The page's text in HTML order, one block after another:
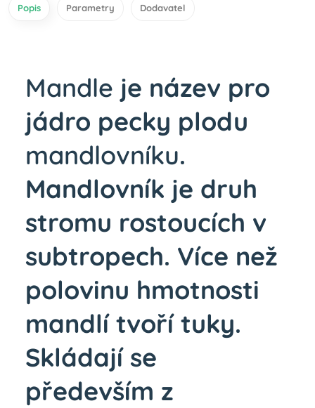
Popis Parametry Dodavatel
Mandle je název pro
jádro pecky plodu
mandlovníku.
Mandlovník je druh
stromu rostoucích v
subtropech. Více než
polovinu hmotnosti
mandlí tvoří tuky.
Skládají se
především z